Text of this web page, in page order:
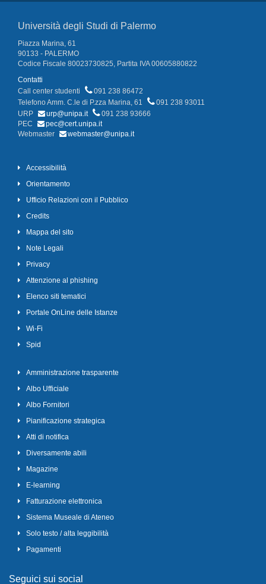
Università degli Studi di Palermo
Piazza Marina, 61
90133 - PALERMO
Codice Fiscale 80023730825, Partita IVA 00605880822
Contatti
Call center studenti
091 238 86472
Telefono Amm. C.le di P.zza Marina, 61
091 238 93011
URP
urp@unipa.it
091 238 93666
PEC
pec@cert.unipa.it
Webmaster
webmaster@unipa.it
Accessibilità
Orientamento
Ufficio Relazioni con il Pubblico
Credits
Mappa del sito
Note Legali
Privacy
Attenzione al phishing
Elenco siti tematici
Portale OnLine delle Istanze
Wi-Fi
Spid
Amministrazione trasparente
Albo Ufficiale
Albo Fornitori
Pianificazione strategica
Atti di notifica
Diversamente abili
Magazine
E-learning
Fatturazione elettronica
Sistema Museale di Ateneo
Solo testo / alta leggibilità
Pagamenti
Seguici sui social